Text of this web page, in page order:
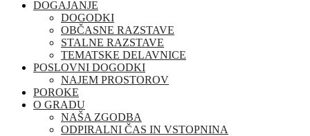
DOGAJANJE
DOGODKI
OBČASNE RAZSTAVE
STALNE RAZSTAVE
TEMATSKE DELAVNICE
POSLOVNI DOGODKI
NAJEM PROSTOROV
POROKE
O GRADU
NAŠA ZGODBA
ODPIRALNI ČAS IN VSTOPNINA